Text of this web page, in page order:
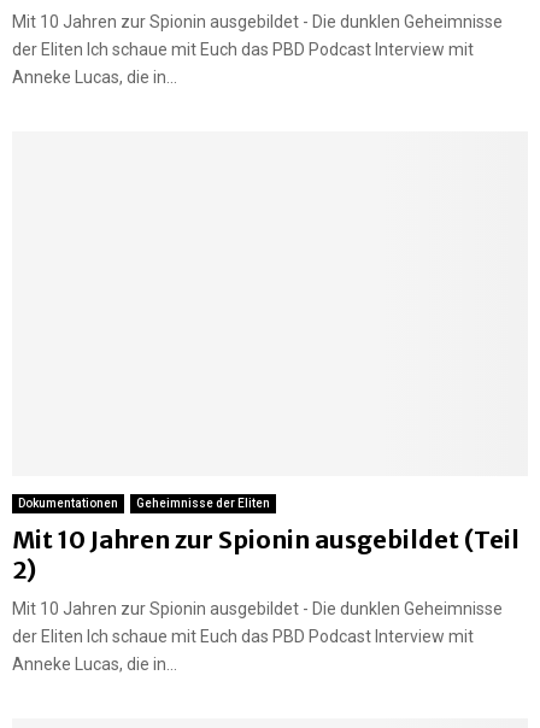
Mit 10 Jahren zur Spionin ausgebildet - Die dunklen Geheimnisse
der Eliten Ich schaue mit Euch das PBD Podcast Interview mit
Anneke Lucas, die in...
Dokumentationen Geheimnisse der Eliten
Mit 10 Jahren zur Spionin ausgebildet (Teil
2)
Mit 10 Jahren zur Spionin ausgebildet - Die dunklen Geheimnisse
der Eliten Ich schaue mit Euch das PBD Podcast Interview mit
Anneke Lucas, die in...